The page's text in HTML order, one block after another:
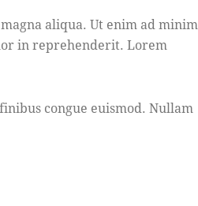
aliqua. Ut enim ad minim
in reprehenderit. Lorem
congue euismod. Nullam